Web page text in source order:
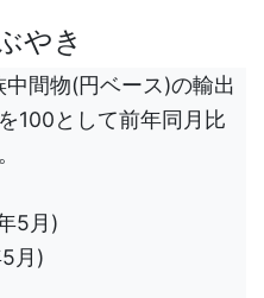
やき
間物(円ベース)の輸出
100として前年同月比
5月)
月)